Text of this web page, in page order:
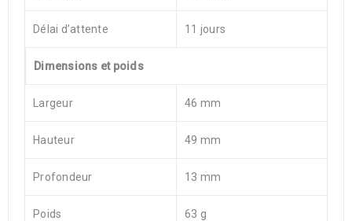
Délai d’attente 11 jours
Dimensions et poids
Largeur 46 mm
Hauteur 49 mm
Profondeur 13 mm
Poids 63 g